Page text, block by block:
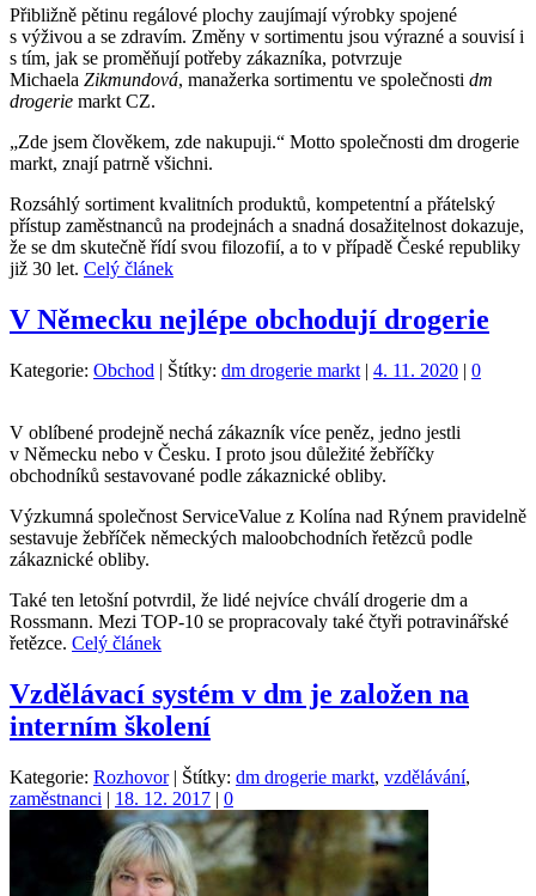
Přibližně pětinu regálové plochy zaujímají výrobky spojené
s výživou a se zdravím. Změny v sortimentu jsou výrazné a souvisí i
s tím, jak se proměňují potřeby zákazníka, potvrzuje
Michaela Zikmundová, manažerka sortimentu ve společnosti dm
drogerie markt CZ.
„Zde jsem člověkem, zde nakupuji.“ Motto společnosti dm drogerie
markt, znají patrně všichni.
Rozsáhlý sortiment kvalitních produktů, kompetentní a přátelský
přístup zaměstnanců na prodejnách a snadná dosažitelnost dokazuje,
že se dm skutečně řídí svou filozofií, a to v případě České republiky
již 30 let. Celý článek
V Německu nejlépe obchodují drogerie
Kategorie: Obchod | Štítky: dm drogerie markt | 4. 11. 2020 | 0
V oblíbené prodejně nechá zákazník více peněz, jedno jestli
v Německu nebo v Česku. I proto jsou důležité žebříčky
obchodníků sestavované podle zákaznické obliby.
Výzkumná společnost ServiceValue z Kolína nad Rýnem pravidelně
sestavuje žebříček německých maloobchodních řetězců podle
zákaznické obliby.
Také ten letošní potvrdil, že lidé nejvíce chválí drogerie dm a
Rossmann. Mezi TOP-10 se propracovaly také čtyři potravinářské
řetězce. Celý článek
Vzdělávací systém v dm je založen na
interním školení
Kategorie: Rozhovor | Štítky: dm drogerie markt, vzdělávání,
zaměstnanci | 18. 12. 2017 | 0